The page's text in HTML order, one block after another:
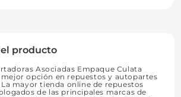
producto
Asociadas Empaque Culata
mejor opción en repuestos y autopartes
mayor tienda online de repuestos
de las principales marcas de